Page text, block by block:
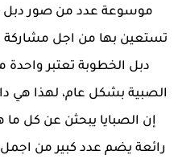
موسوعة عدد من صور دبل
تستعين بها من اجل مشاركة
دبل الخطوبة تعتبر
الصبية بشكل عام، لهذا هي
إن الصبايا يبحثن عن كل
رائعة يضم عدد كبير من